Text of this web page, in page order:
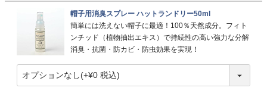
帽子用消臭スプレー ハットランドリー50ml
簡単には洗えない帽子に最適！100％天然成分。フィト
ンチッド（植物抽出エキス）で持続性の高い強力な分解
消臭・抗菌・防カビ・防虫効果を実現！